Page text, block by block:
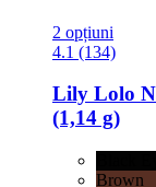
2 opțiuni
4.1 (134)
Lily Lolo
(1,14 g)
Brown